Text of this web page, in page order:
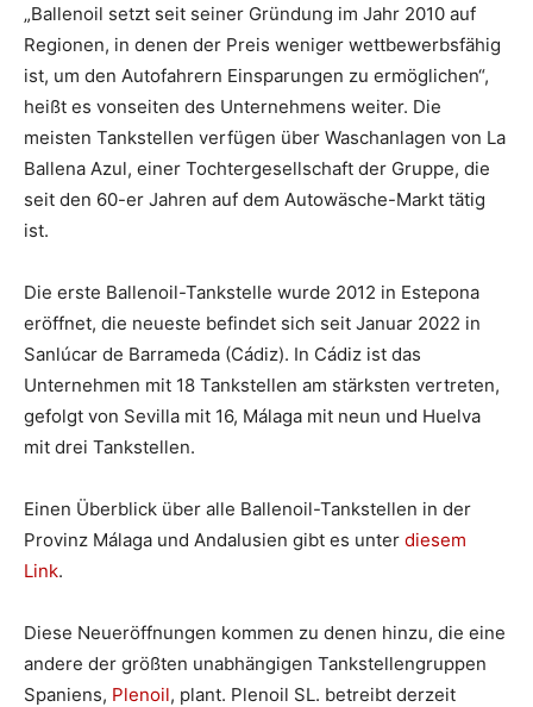
„Ballenoil setzt seit seiner Gründung im Jahr 2010 auf
Regionen, in denen der Preis weniger wettbewerbsfähig
ist, um den Autofahrern Einsparungen zu ermöglichen“,
heißt es vonseiten des Unternehmens weiter. Die
meisten Tankstellen verfügen über Waschanlagen von La
Ballena Azul, einer Tochtergesellschaft der Gruppe, die
seit den 60-er Jahren auf dem Autowäsche-Markt tätig
ist.
Die erste Ballenoil-Tankstelle wurde 2012 in Estepona
eröffnet, die neueste befindet sich seit Januar 2022 in
Sanlúcar de Barrameda (Cádiz). In Cádiz ist das
Unternehmen mit 18 Tankstellen am stärksten vertreten,
gefolgt von Sevilla mit 16, Málaga mit neun und Huelva
mit drei Tankstellen.
Einen Überblick über alle Ballenoil-Tankstellen in der
Provinz Málaga und Andalusien gibt es unter diesem
Link.
Diese Neueröffnungen kommen zu denen hinzu, die eine
andere der größten unabhängigen Tankstellengruppen
Spaniens, Plenoil, plant. Plenoil SL. betreibt derzeit